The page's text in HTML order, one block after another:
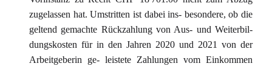
zugelassen hat. Umstritten ist dabei ins- besondere, ob die
geltend gemachte Rückzahlung von Aus- und Weiterbil-
dungskosten für in den Jahren 2020 und 2021 von der
Arbeitgeberin ge- leistete Zahlungen vom Einkommen